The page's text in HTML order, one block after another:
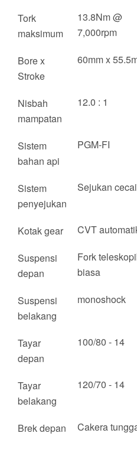
Tork
maksimum
13.8Nm @
7,000rpm
Bore x
Stroke
60mm x
Nisbah
mampatan
12.0 : 1
Sistem
bahan api
PGM-FI
Sistem
penyejukan
Sejukan
Kotak gear CVT
Suspensi
depan
Fork
biasa
Suspensi
belakang
monoshock
Tayar
depan
100/80 - 14
Tayar
belakang
120/70 - 14
Brek depan Cakera